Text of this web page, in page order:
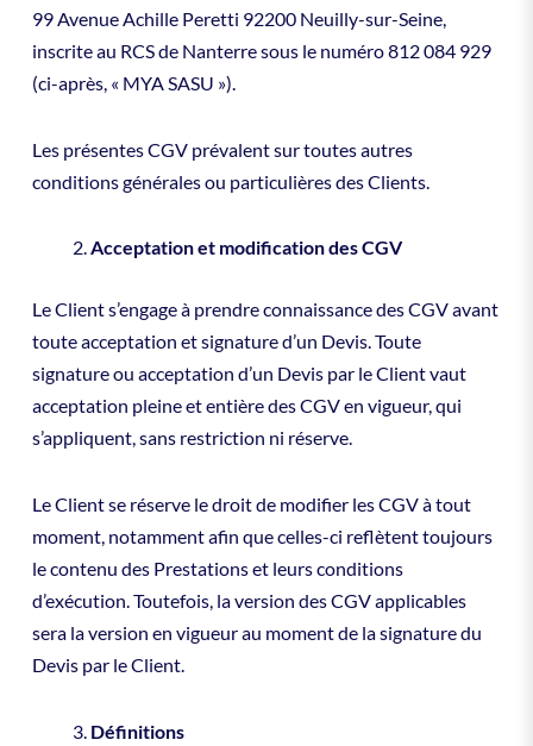
99 Avenue Achille Peretti 92200 Neuilly-sur-Seine,
inscrite au RCS de Nanterre sous le numéro 812 084 929
(ci-après, « MYA SASU »).
Les présentes CGV prévalent sur toutes autres
conditions générales ou particulières des Clients.
Acceptation et modification des CGV
Le Client s’engage à prendre connaissance des CGV avant
toute acceptation et signature d’un Devis. Toute
signature ou acceptation d’un Devis par le Client vaut
acceptation pleine et entière des CGV en vigueur, qui
s’appliquent, sans restriction ni réserve.
Le Client se réserve le droit de modifier les CGV à tout
moment, notamment afin que celles-ci reflètent toujours
le contenu des Prestations et leurs conditions
d’exécution. Toutefois, la version des CGV applicables
sera la version en vigueur au moment de la signature du
Devis par le Client.
Définitions